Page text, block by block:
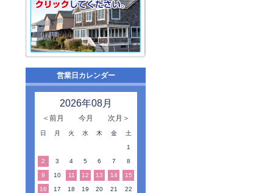
営業日カレンダー
2026年08月
＜前月 今月 次月＞
日 月 火 水 木 金 土
1
2 3 4 5 6 7 8
9 10 11 12 13 14 15
16 17 18 19 20 21 22